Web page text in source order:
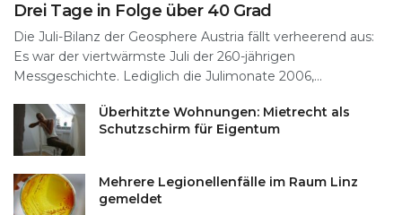
Drei Tage in Folge über 40 Grad
Die Juli-Bilanz der Geosphere Austria fällt verheerend aus:
Es war der viertwärmste Juli der 260-jährigen
Messgeschichte. Lediglich die Julimonate 2006,...
Überhitzte Wohnungen: Mietrecht als
Schutzschirm für Eigentum
Mehrere Legionellenfälle im Raum Linz
gemeldet